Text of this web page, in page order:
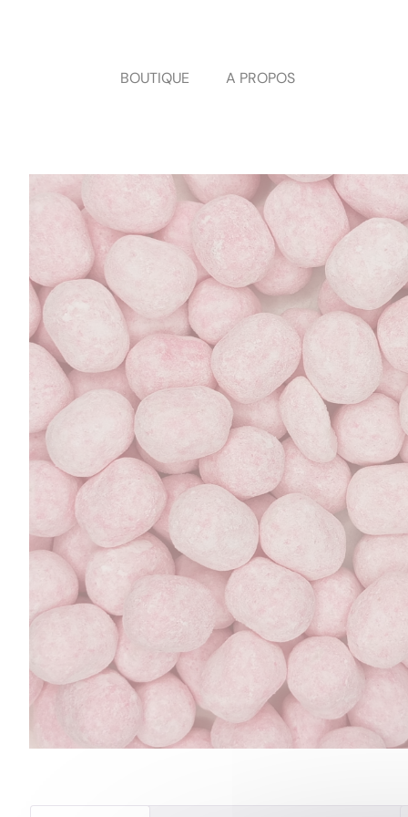
BOUTIQUE A PROPOS